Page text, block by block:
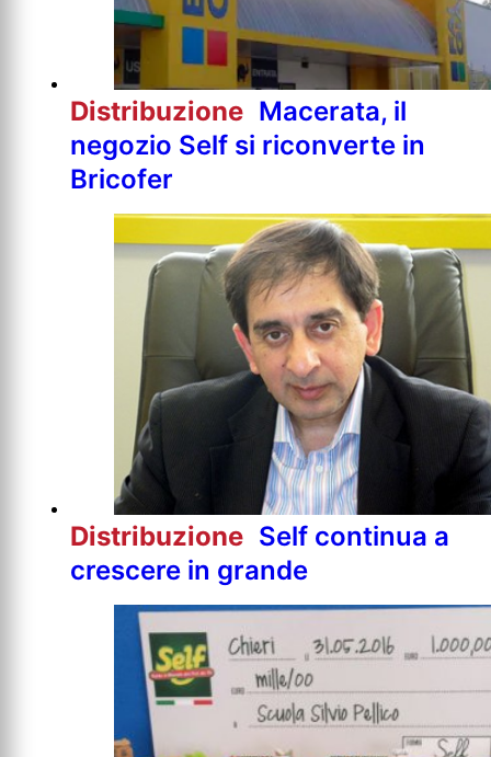
Distribuzione Macerata, il
negozio Self si riconverte in
Bricofer
Distribuzione Self continua a
crescere in grande